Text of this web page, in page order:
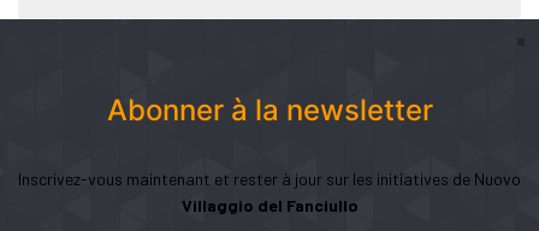
Abonner à la newsletter
Inscrivez-vous maintenant et rester à jour sur les initiatives de Nuovo
Villaggio del Fanciullo